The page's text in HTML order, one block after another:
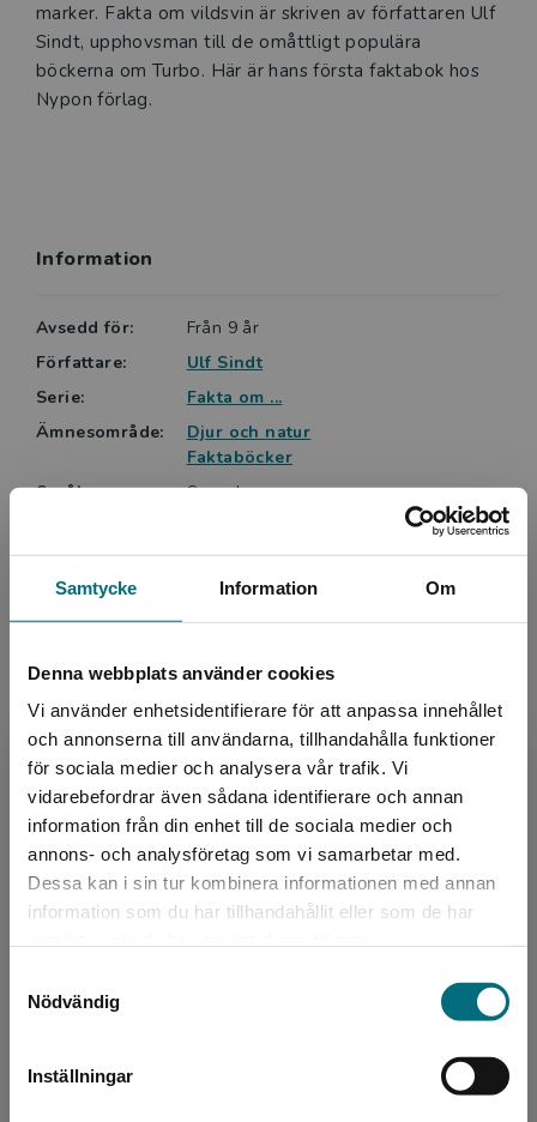
Samtycke Information Om
Denna webbplats använder cookies
Vi använder enhetsidentifierare för att anpassa innehållet
och annonserna till användarna, tillhandahålla funktioner
för sociala medier och analysera vår trafik. Vi
vidarebefordrar även sådana identifierare och annan
information från din enhet till de sociala medier och
annons- och analysföretag som vi samarbetar med.
Dessa kan i sin tur kombinera informationen med annan
information som du har tillhandahållit eller som de har
Nödvändig
Inställningar
Begränsad fraktregion
Det verkar som att du besöker
nyponochviljaforlag.se via en enhet utanför
Sverige. För att kunna slutföra ett köp måste
marker. Fakta om vildsvin är skriven av författaren Ulf
Sindt, upphovsman till de omåttligt populära
böckerna om Turbo. Här är hans första faktabok hos
Nypon förlag.
Information
Avsedd för:
Från 9 år
Författare:
Ulf Sindt
Serie:
Fakta om ...
Ämnesområde:
Djur och natur
Faktaböcker
Språk:
Svenska
ISBN:
9789179872564
Utgivningsår:
2021
Upplaga:
Första
Sidantal:
40
Upphovspersoner